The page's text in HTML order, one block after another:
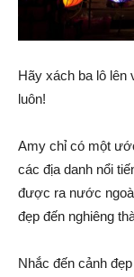
Hãy xách ba lô lên
luôn!
Amy chỉ có một
các địa danh nổi
được ra nước
đẹp đến nghiêng
Nhắc đến cảnh